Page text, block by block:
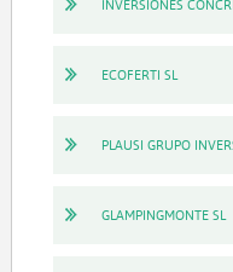
INVERSIONES
ECOFERTI SL
PLAUSI GRUPO
GLAMPINGMONTE SL